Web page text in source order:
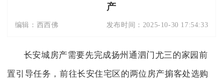
产
编辑： 西西佛 发布时间： 2025-10-30 17:54:33
长安城房产需要先完成扬州通泗门尤三的家园前
置引导任务，前往长安住宅区的两位房产掮客处选购